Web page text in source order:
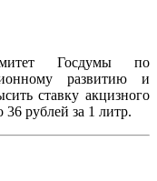
Госдумы по
развитию и
ставку акцизного
рублей за 1 литр.